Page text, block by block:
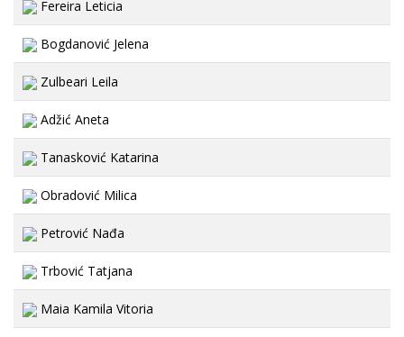
Fereira Leticia
Bogdanović Jelena
Zulbeari Leila
Adžić Aneta
Tanasković Katarina
Obradović Milica
Petrović Nađa
Trbović Tatjana
Maia Kamila Vitoria